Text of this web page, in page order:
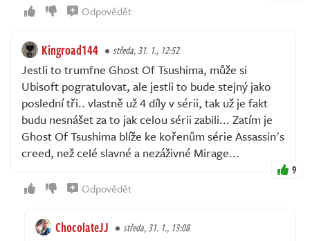
Odpovědět
Kingroad144 středa, 31. 1., 12:52
Jestli to trumfne Ghost Of Tsushima, může si
Ubisoft pogratulovat, ale jestli to bude stejný jako
poslední tři.. vlastně už 4 díly v sérii, tak už je fakt
budu nesnášet za to jak celou sérii zabili... Zatím je
Ghost Of Tsushima blíže ke kořenům série Assassin's
creed, než celé slavné a nezáživné Mirage...
9
Odpovědět
ChocolateJJ středa, 31. 1., 13:08